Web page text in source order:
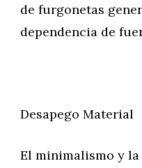
de furgonetas
dependencia de
Desapego Material
El minimalismo y